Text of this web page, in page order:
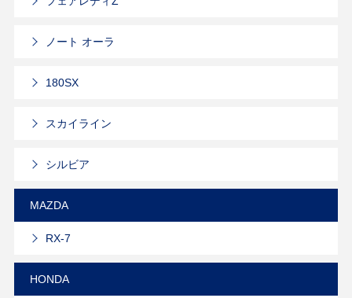
ノート オーラ
180SX
スカイライン
シルビア
MAZDA
RX-7
HONDA